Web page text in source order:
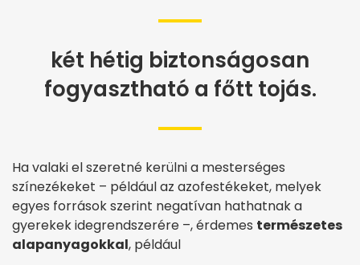
két hétig biztonságosan
fogyasztható a főtt tojás.
Ha valaki el szeretné kerülni a mesterséges
színezékeket – például az azofestékeket, melyek
egyes források szerint negatívan hathatnak a
gyerekek idegrendszerére –, érdemes természetes
alapanyagokkal, például